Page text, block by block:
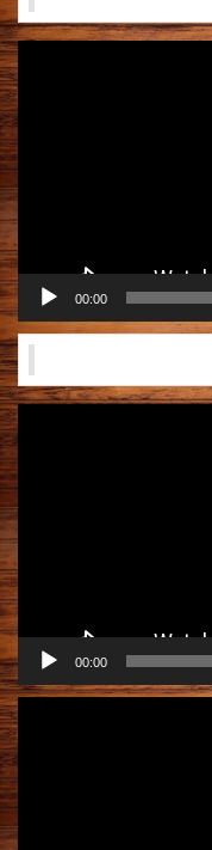
動
画
プ
レ
ー
ヤ
ー
00:00
動
画
プ
レ
ー
ヤ
ー
00:00
動
画
プ
レ
ー
ヤ